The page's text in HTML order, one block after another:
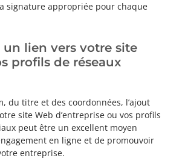
signature appropriée pour chaque
un lien vers votre site
profils de réseaux
du titre et des coordonnées, l’ajout
site Web d’entreprise ou vos profils
peut être un excellent moyen
en ligne et de promouvoir
entreprise.